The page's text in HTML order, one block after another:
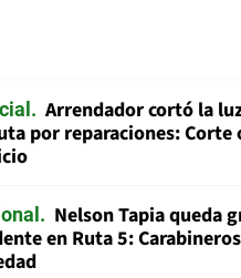
Arrendador cortó la
por reparaciones: Corte
Nelson Tapia queda
en Ruta 5: